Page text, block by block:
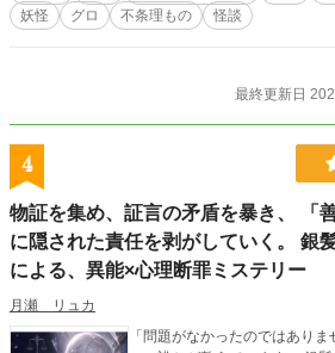
妖怪
グロ 不条理もの 怪談
最終更新日
4
物証を集め、証言の矛盾を暴き、 「
に隠された責任を剥がしていく。 銀
による、異能×心理断罪ミステリー
月瀬 リュカ
「問題がなかったのではあり